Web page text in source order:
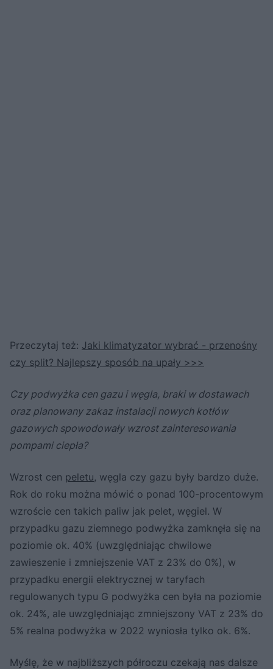
Przeczytaj też: Jaki klimatyzator wybrać - przenośny
czy split? Najlepszy sposób na upały >>>
Czy podwyżka cen gazu i węgla, braki w dostawach
oraz planowany zakaz instalacji nowych kotłów
gazowych spowodowały wzrost zainteresowania
pompami ciepła?
Wzrost cen peletu, węgla czy gazu były bardzo duże.
Rok do roku można mówić o ponad 100-procentowym
wzroście cen takich paliw jak pelet, węgiel. W
przypadku gazu ziemnego podwyżka zamknęła się na
poziomie ok. 40% (uwzględniając chwilowe
zawieszenie i zmniejszenie VAT z 23% do 0%), w
przypadku energii elektrycznej w taryfach
regulowanych typu G podwyżka cen była na poziomie
ok. 24%, ale uwzględniając zmniejszony VAT z 23% do
5% realna podwyżka w 2022 wyniosła tylko ok. 6%.
Myślę, że w najbliższych półroczu czekają nas dalsze